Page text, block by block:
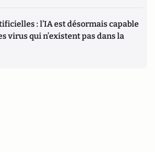
: l’IA est désormais capable
virus qui n’existent pas dans la